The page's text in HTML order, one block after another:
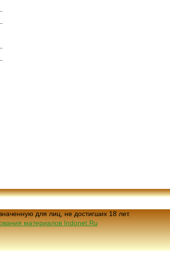
для лиц, не достигших 18 лет.
материалов Indonet.Ru